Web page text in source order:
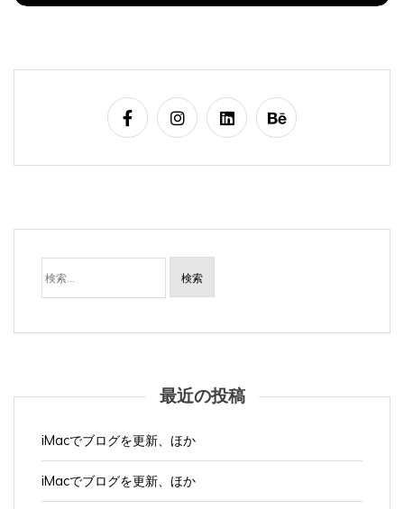
検
索:
最近の投稿
iMacでブログを更新、ほか
iMacでブログを更新、ほか